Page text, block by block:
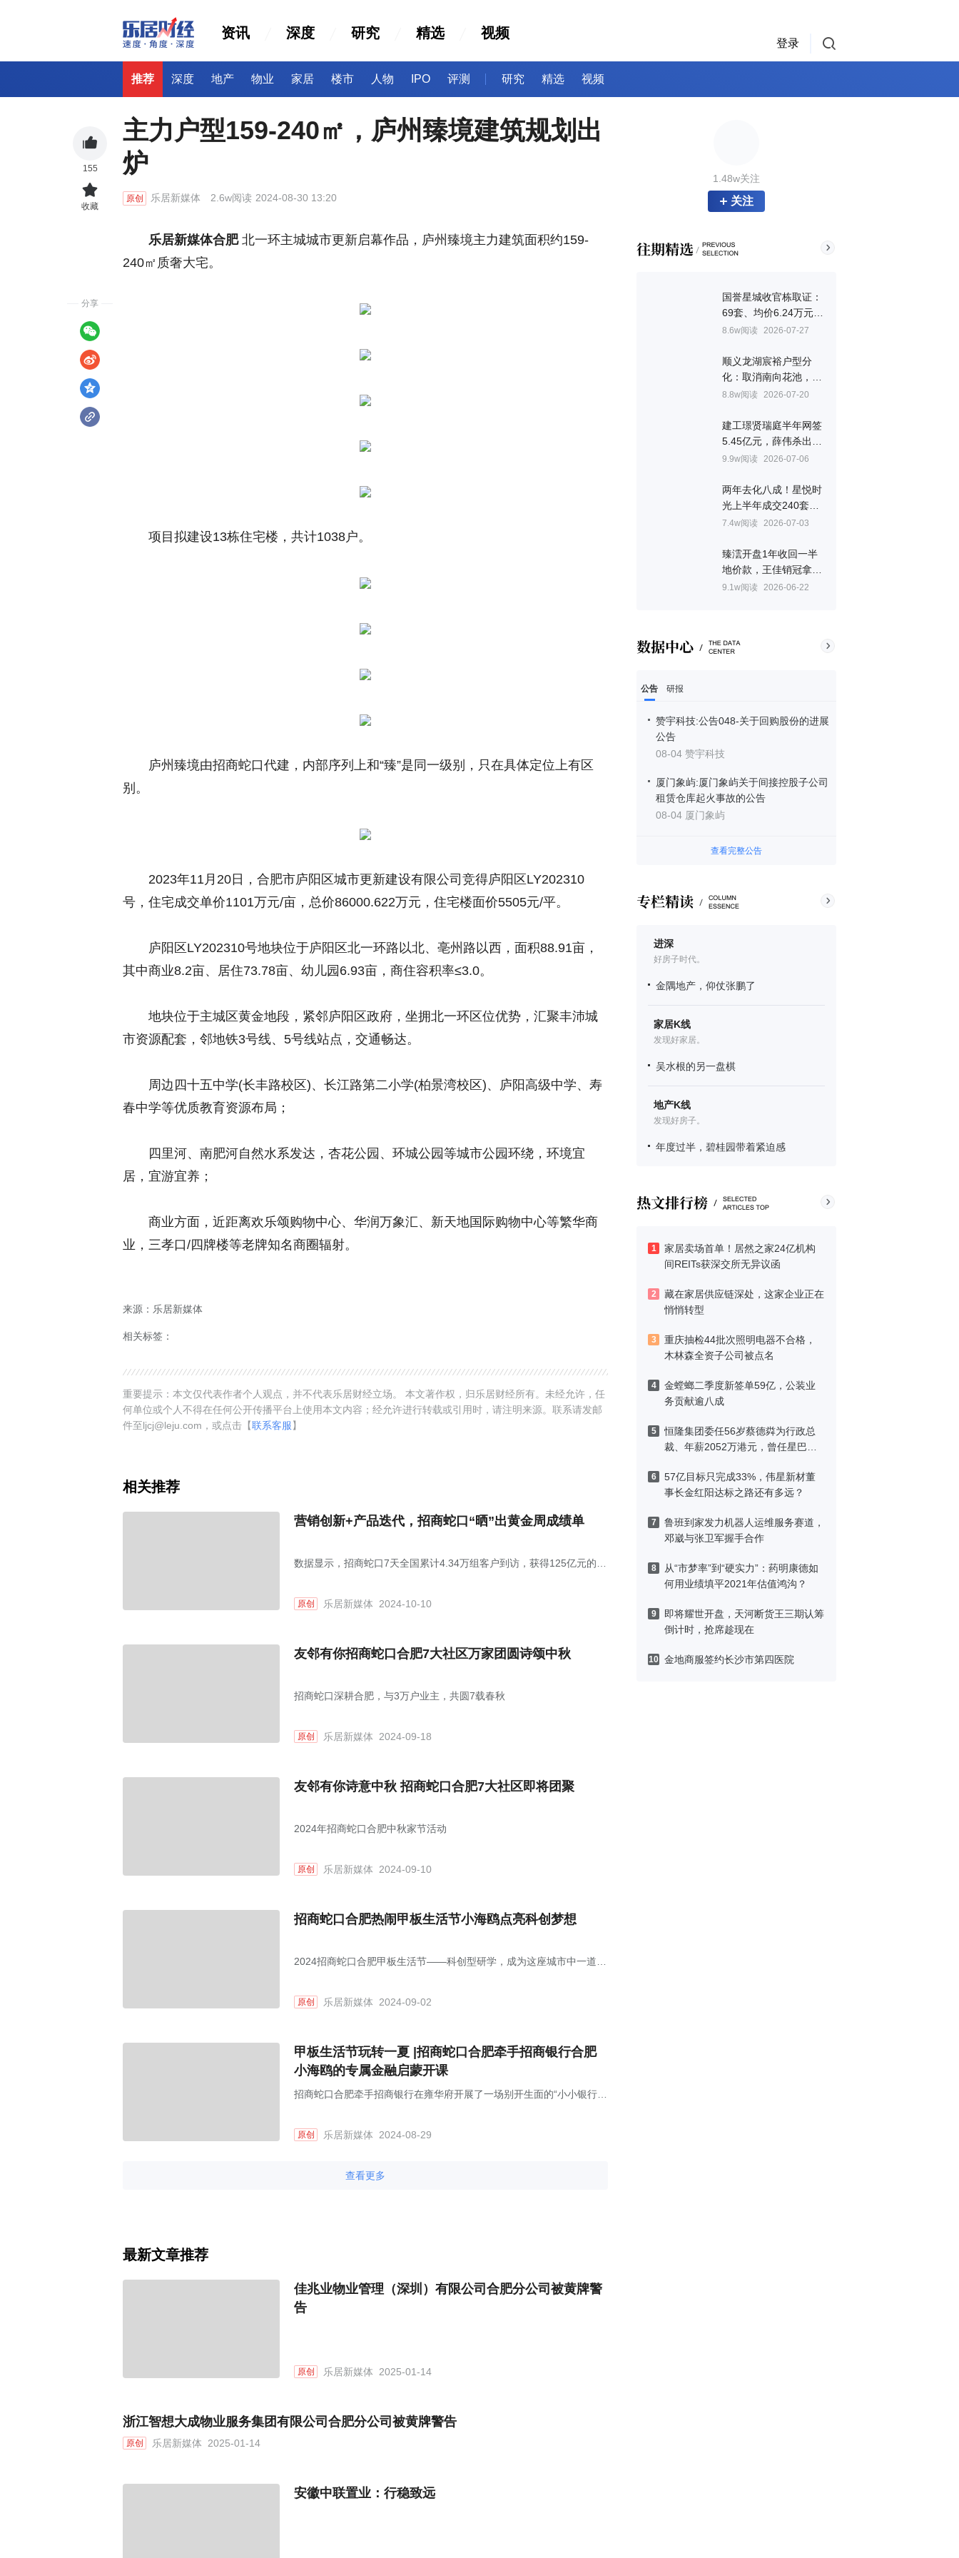
资讯 深度 研究 精选 视频
登录
推荐 深度 地产 物业 家居 楼市 人物 IPO 评测 研究 精选 视频
1.48w关注
关注
国誉星城收官栋取证：
69套、均价6.24万元/
㎡
8.6w阅读 2026-07-27
顺义龙湖宸裕户型分
化：取消南向花池，全
景舱边厅成最大看点
8.8w阅读 2026-07-20
建工璟贤瑞庭半年网签
5.45亿元，薛伟杀出重
围拿下房山销冠
9.9w阅读 2026-07-06
两年去化八成！星悦时
光上半年成交240套，
韩跃联手叶晨拿下顺义
7.4w阅读 2026-07-03
臻澐开盘1年收回一半
地价款，王佳销冠拿到
手软
9.1w阅读 2026-06-22
公告 研报
赞宇科技:公告048-关于回购股份的进展
公告
08-04 赞宇科技
厦门象屿:厦门象屿关于间接控股子公司
租赁仓库起火事故的公告
08-04 厦门象屿
查看完整公告
进深
好房子时代。
金隅地产，仰仗张鹏了
家居K线
发现好家居。
吴水根的另一盘棋
地产K线
发现好房子。
年度过半，碧桂园带着紧迫感
1
家居卖场首单！居然之家24亿机构
间REITs获深交所无异议函
2
藏在家居供应链深处，这家企业正在
悄悄转型
3
重庆抽检44批次照明电器不合格，
木林森全资子公司被点名
4
金螳螂二季度新签单59亿，公装业
务贡献逾八成
5
恒隆集团委任56岁蔡德粦为行政总
裁、年薪2052万港元，曾任星巴克
6
57亿目标只完成33%，伟星新材董
事长金红阳达标之路还有多远？
7
鲁班到家发力机器人运维服务赛道，
邓崴与张卫军握手合作
8
从“市梦率”到“硬实力”：药明康德如
何用业绩填平2021年估值鸿沟？
9
即将耀世开盘，天河断货王三期认筹
倒计时，抢席趁现在
10 金地商服签约长沙市第四医院
主力户型159-240㎡，庐州臻境建筑规划出
炉
原创 乐居新媒体 2.6w阅读 2024-08-30 13:20
乐居新媒体合肥北一环主城城市更新启幕作品，庐州臻境主力建筑面积约159-
240㎡质奢大宅。
项目拟建设13栋住宅楼，共计1038户。
庐州臻境由招商蛇口代建， 内部序列上和“臻”是同一级别，只在具体定位上有区
别。
2023年11月20日，合肥市庐阳区城市更新建设有限公司竞得庐阳区LY202310
号，住宅成交单价1101万元/亩，总价86000.622万元，住宅楼面价5505元/平。
庐阳区LY202310号地块位于庐阳区北一环路以北、亳州路以西，面积88.91亩，
其中商业8.2亩、居住73.78亩、幼儿园6.93亩，商住容积率≤3.0。
地块位于主城区黄金地段，紧邻庐阳区政府，坐拥北一环区位优势，汇聚丰沛城
市资源配套，邻地铁3号线、5号线站点，交通畅达。
周边四十五中学(长丰路校区)、长江路第二小学(柏景湾校区)、庐阳高级中学、寿
春中学等优质教育资源布局；
四里河、南肥河自然水系发达，杏花公园、环城公园等城市公园环绕，环境宜
居，宜游宜养；
商业方面，近距离欢乐颂购物中心、华润万象汇、新天地国际购物中心等繁华商
业，三孝口/四牌楼等老牌知名商圈辐射。
来源：乐居新媒体
相关标签：
重要提示：本文仅代表作者个人观点，并不代表乐居财经立场。 本文著作权，归乐居财经所有。未经允许，任
何单位或个人不得在任何公开传播平台上使用本文内容；经允许进行转载或引用时，请注明来源。联系请发邮
件至ljcj@leju.com，或点击【联系客服】
相关推荐
营销创新+产品迭代，招商蛇口“晒”出黄金周成绩单
数据显示，招商蛇口7天全国累计4.34万组客户到访，获得125亿元的销
原创 乐居新媒体 2024-10-10
友邻有你招商蛇口合肥7大社区万家团圆诗颂中秋
招商蛇口深耕合肥，与3万户业主，共圆7载春秋
原创 乐居新媒体 2024-09-18
友邻有你诗意中秋 招商蛇口合肥7大社区即将团聚
2024年招商蛇口合肥中秋家节活动
原创 乐居新媒体 2024-09-10
招商蛇口合肥热闹甲板生活节小海鸥点亮科创梦想
2024招商蛇口合肥甲板生活节——科创型研学，成为这座城市中一道亮
原创 乐居新媒体 2024-09-02
甲板生活节玩转一夏 |招商蛇口合肥牵手招商银行合肥
小海鸥的专属金融启蒙开课
招商蛇口合肥牵手招商银行在雍华府开展了一场别开生面的“小小银行家
原创 乐居新媒体 2024-08-29
查看更多
最新文章推荐
佳兆业物业管理（深圳）有限公司合肥分公司被黄牌警
告
原创 乐居新媒体 2025-01-14
浙江智想大成物业服务集团有限公司合肥分公司被黄牌警告
原创 乐居新媒体 2025-01-14
安徽中联置业：行稳致远
155
收藏
分享